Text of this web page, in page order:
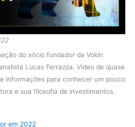
diferença 15.92%
Fundo -28.83%
diferença -12.37%
Fundo -36.70%
Ibov -5.83%
Fundo
do sócio fundador da Vokin
Lucas Ferrazza. Video de quase
informações para conhecer um pouco
e sua filosofia de investimentos.
em 2022